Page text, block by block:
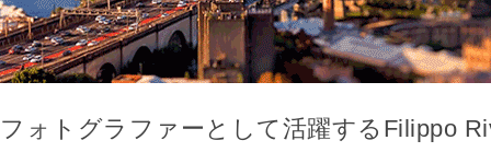
フォトグラファーとして活躍するFilippo